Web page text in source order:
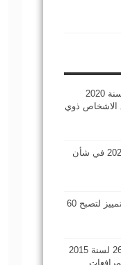
ASK تنشر قانون رقم 73 لسنة 2020
8-2010 حقوق الاشخاص ذوي
ASK تنشر قانون رقم 72-2020 في شأن
قانون 12-2019- تعديل مواعيد الطعن بالتمييز لتصبح 60
ASK تنشر لكم قانون رقم 26 لسنة 2015